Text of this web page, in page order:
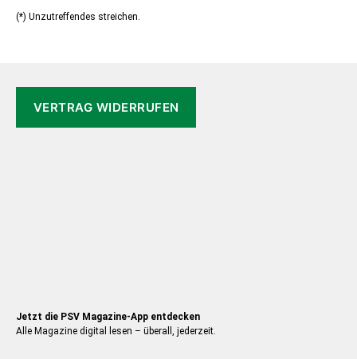
(*) Unzutreffendes streichen.
VERTRAG WIDERRUFEN
Jetzt die PSV Magazine-App entdecken
Alle Magazine digital lesen – überall, jederzeit.